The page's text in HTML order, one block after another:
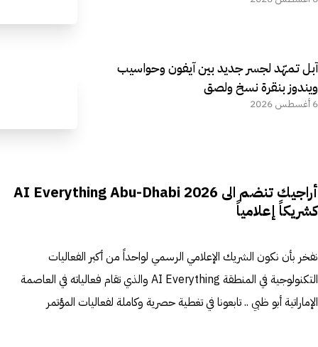
آبل تمهّد لجسر جديد بين آيفون وحواسيب
ويندوز بنقرة نسخ ولصق
6 أغسطس 2026
أراجيك تنضم الى AI Everything Abu-Dhabi 2026
كشريكاً إعلامياً
نفخر بأن نكون الشريك الإعلامي الرسمي لواحداً من أكبر الفعاليات
التكنولوجية في المنطقة AI Everything والذي تقام فعالياته في العاصمة
الإماراتية أبو ظبي .. تابعونا في تغطية حصرية وكاملة لفعاليات المؤتمر